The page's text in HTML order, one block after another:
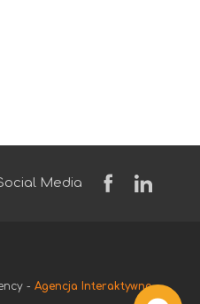
Media
-Agencja Interaktywna